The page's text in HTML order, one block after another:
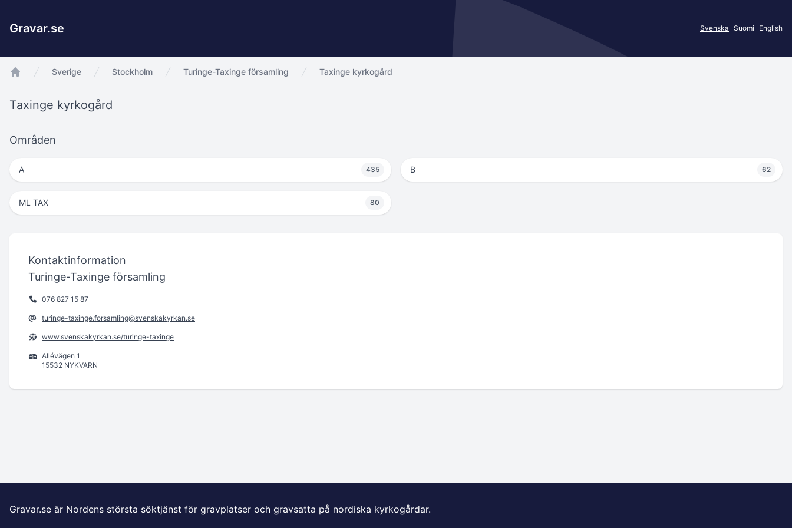
Gravar.se Svenska Suomi English
Sverige Stockholm Turinge-Taxinge församling Taxinge kyrkogård
Taxinge kyrkogård
Områden
A 435 B 62
ML TAX 80
Kontaktinformation
Turinge-Taxinge församling
076 827 15 87
turinge-taxinge.forsamling@svenskakyrkan.se
www.svenskakyrkan.se/turinge-taxinge
Allévägen 1
15532 NYKVARN
Gravar.se är Nordens största söktjänst för gravplatser och gravsatta på nordiska kyrkogårdar.